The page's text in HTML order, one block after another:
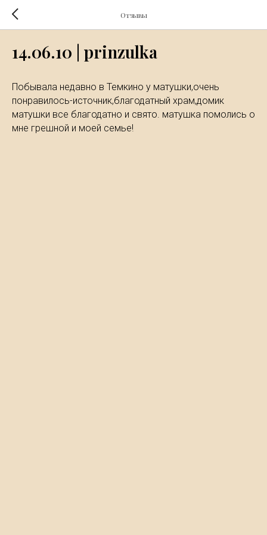
Отзывы
14.06.10 | prinzulka
Побывала недавно в Темкино у матушки,очень
понравилось-источник,благодатный храм,домик
матушки все благодатно и свято. матушка помолись о
мне грешной и моей семье!